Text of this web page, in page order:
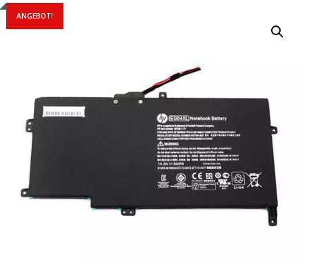
ANGEBOT!